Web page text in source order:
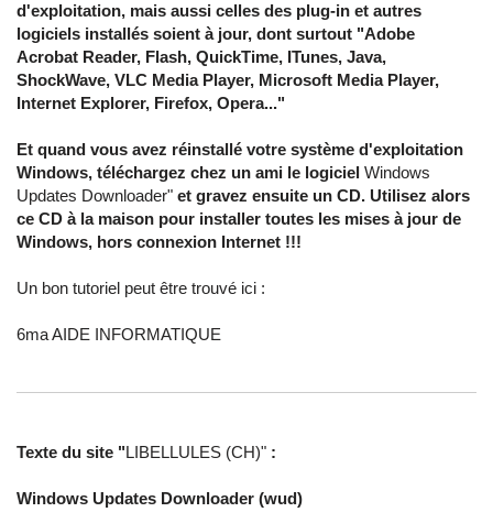
d'exploitation, mais aussi celles des plug-in et autres
logiciels installés soient à jour, dont surtout "Adobe
Acrobat Reader, Flash, QuickTime, ITunes, Java,
ShockWave, VLC Media Player, Microsoft Media Player,
Internet Explorer, Firefox, Opera..."
Et quand vous avez réinstallé votre système d'exploitation
Windows, téléchargez chez un ami le logiciel Windows
Updates Downloader" et gravez ensuite un CD. Utilisez alors
ce CD à la maison pour installer toutes les mises à jour de
Windows, hors connexion Internet !!!
Un bon tutoriel peut être trouvé ici :
6ma AIDE INFORMATIQUE
Texte du site "LIBELLULES (CH)" :
Windows Updates Downloader (wud)